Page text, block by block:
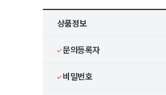
상품정보
문의등록자
비밀번호